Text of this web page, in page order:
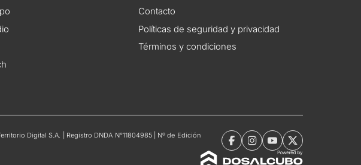
Contacto
Políticas de seguridad y privacidad
Términos y condiciones
Digital S.A. | Registro DNDA N°11804985 | Nº de Edición